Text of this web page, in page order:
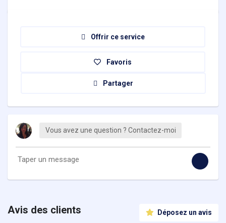
Offrir ce service
Favoris
Partager
Vous avez une question ? Contactez-moi
Déposez un avis
Avis des clients